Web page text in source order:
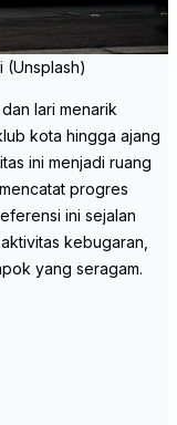
(Unsplash)
lari menarik
kota hingga ajang
ini menjadi ruang
progres
ini sejalan
kebugaran,
yang seragam.